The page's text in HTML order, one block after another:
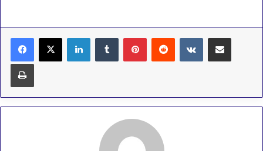
LinkedinTumblr PinterestReddit VKontaktePartager par email
Imprimer